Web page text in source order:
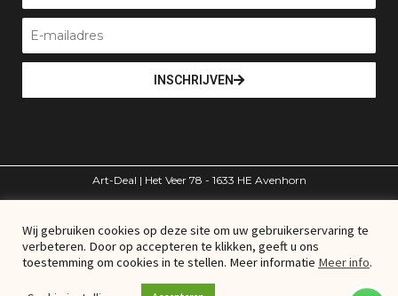
INSCHRIJVEN
Art-Deal | Het Veer 78 - 1633 HE Avenhorn
© Art-Deal – Alle rechten voorbehouden
Wij gebruiken cookies op deze site om uw gebruikerservaring te
verbeteren. Door op accepteren te klikken, geeft u ons
toestemming om cookies in te stellen. Meer informatie Meer info.